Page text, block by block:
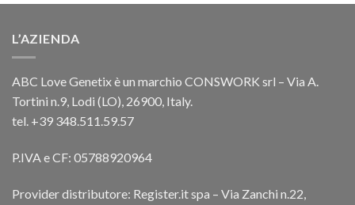
L’AZIENDA
ABC Love Genetix è un marchio CONSWORK srl – Via A.
Tortini n.9, Lodi (LO), 26900, Italy.
tel. +39 348.511.59.57
P.IVA e CF: 05788920964
Provider distributore: Register.it spa – Via Zanchi n.22,